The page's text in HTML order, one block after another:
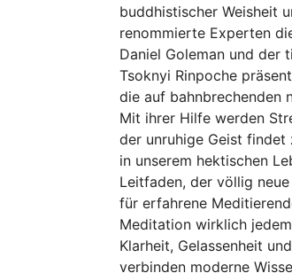
buddhistischer Weisheit
renommierte Experten
Daniel Goleman und der
Tsoknyi Rinpoche
die auf bahnbrechenden
Mit ihrer Hilfe werden
der unruhige Geist findet
in unserem hektischen
Leitfaden, der völlig
für erfahrene
Meditation wirklich
Klarheit, Gelassenheit
verbinden moderne